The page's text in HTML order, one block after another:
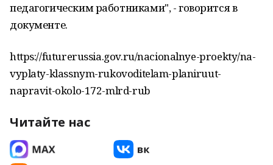
педагогическим работниками", - говорится в
документе.
https://futurerussia.gov.ru/nacionalnye-proekty/na-
vyplaty-klassnym-rukovoditelam-planiruut-
napravit-okolo-172-mlrd-rub
Читайте нас